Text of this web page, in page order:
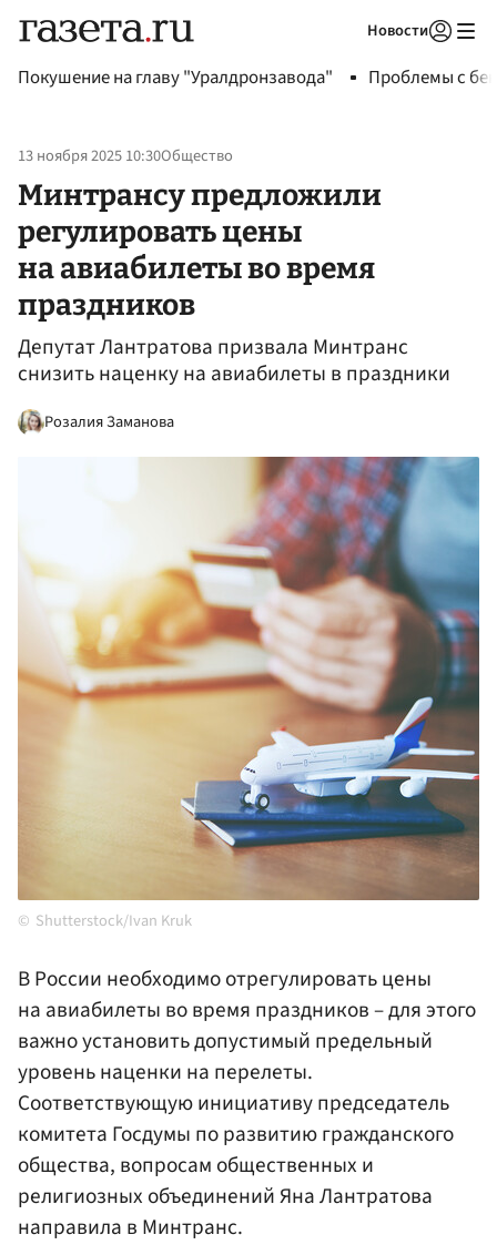
Новости
Покушение на главу "Уралдронзавода" Проблемы с
13 ноября 2025 10:30Общество
Минтрансу предложили
регулировать цены
на авиабилеты во время
праздников
Депутат Лантратова призвала Минтранс
снизить наценку на авиабилеты в праздники
Розалия Заманова
Shutterstock/Ivan Kruk
В России необходимо отрегулировать цены
на авиабилеты во время праздников – для этого
важно установить допустимый предельный
уровень наценки на перелеты.
Соответствующую инициативу председатель
комитета Госдумы по развитию гражданского
общества, вопросам общественных и
религиозных объединений Яна Лантратова
направила в Минтранс.